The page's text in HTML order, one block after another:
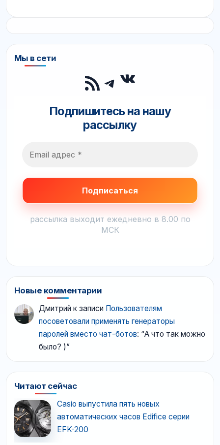
Мы в сети
RSS-лента
Telegram
ВКонтакте
Подпишитесь на нашу
рассылку
рассылка выходит ежедневно в 8.00 по
МСК
Новые комментарии
Дмитрий к записи Пользователям
посоветовали применять генераторы
паролей вместо чат-ботов: “А что так можно
было? )”
Читают сейчас
Casio выпустила пять новых
автоматических часов Edifice серии
EFK-200